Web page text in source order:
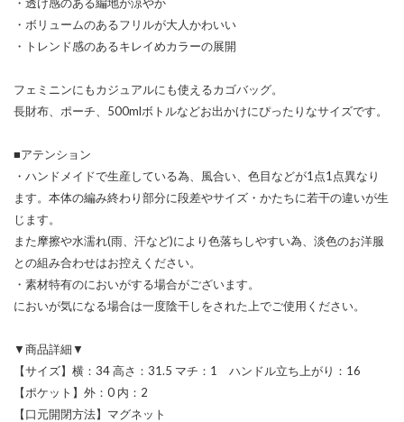
・ボリュームのあるフリルが大人かわいい
・トレンド感のあるキレイめカラーの展開
フェミニンにもカジュアルにも使えるカゴバッグ。
長財布、ポーチ、500mlボトルなどお出かけにぴったりなサイズです。
■アテンション
・ハンドメイドで生産している為、風合い、色目などが1点1点異なり
ます。本体の編み終わり部分に段差やサイズ・かたちに若干の違いが生
じます。
また摩擦や水濡れ(雨、汗など)により色落ちしやすい為、淡色のお洋服
との組み合わせはお控えください。
・素材特有のにおいがする場合がございます。
においが気になる場合は一度陰干しをされた上でご使用ください。
▼商品詳細▼
【サイズ】横：34 高さ：31.5 マチ：1 ハンドル立ち上がり：16
【ポケット】外：0 内：2
【口元開閉方法】マグネット